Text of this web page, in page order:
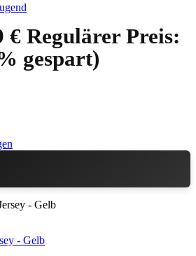
€ Regulärer Preis:
gespart)
- Gelb